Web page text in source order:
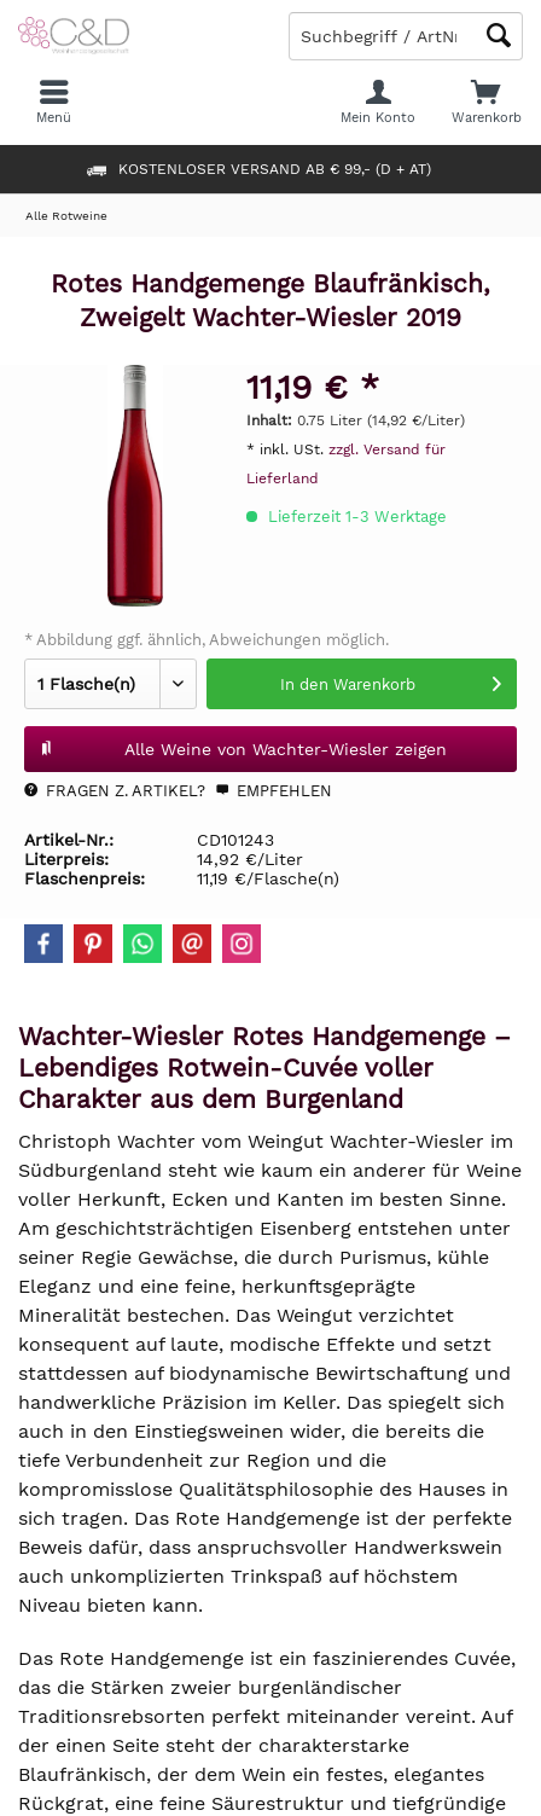
KOSTENLOSER VERSAND AB € 99,- (D + AT)
Warenkorb
Mein Konto
Menü
Alle Rotweine
Rotes Handgemenge Blaufränkisch,
Zweigelt Wachter-Wiesler 2019
11,19 € *
Inhalt: 0.75 Liter (14,92 €/Liter)
* inkl. USt. zzgl. Versand für
Lieferland
Lieferzeit 1-3 Werktage
* Abbildung ggf. ähnlich, Abweichungen möglich.
In den Warenkorb
Alle Weine von Wachter-Wiesler zeigen
FRAGEN Z. ARTIKEL? EMPFEHLEN
Artikel-Nr.:
CD101243
Literpreis:
14,92 €/Liter
Flaschenpreis:
11,19 €/Flasche(n)
Wachter-Wiesler Rotes Handgemenge –
Lebendiges Rotwein-Cuvée voller
Charakter aus dem Burgenland
Christoph Wachter vom Weingut Wachter-Wiesler im
Südburgenland steht wie kaum ein anderer für Weine
voller Herkunft, Ecken und Kanten im besten Sinne.
Am geschichtsträchtigen Eisenberg entstehen unter
seiner Regie Gewächse, die durch Purismus, kühle
Eleganz und eine feine, herkunftsgeprägte
Mineralität bestechen. Das Weingut verzichtet
konsequent auf laute, modische Effekte und setzt
stattdessen auf biodynamische Bewirtschaftung und
handwerkliche Präzision im Keller. Das spiegelt sich
auch in den Einstiegsweinen wider, die bereits die
tiefe Verbundenheit zur Region und die
kompromisslose Qualitätsphilosophie des Hauses in
sich tragen. Das Rote Handgemenge ist der perfekte
Beweis dafür, dass anspruchsvoller Handwerkswein
auch unkomplizierten Trinkspaß auf höchstem
Niveau bieten kann.
Das Rote Handgemenge ist ein faszinierendes Cuvée,
das die Stärken zweier burgenländischer
Traditionsrebsorten perfekt miteinander vereint. Auf
der einen Seite steht der charakterstarke
Blaufränkisch, der dem Wein ein festes, elegantes
Rückgrat, eine feine Säurestruktur und tiefgründige